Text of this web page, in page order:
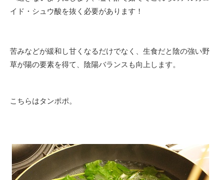
イド・シュウ酸を抜く必要があります！
苦みなどが緩和し甘くなるだけでなく、生食だと 陰の強い野
草が陽の要素を得て、 陰陽バランスも向上します。
こちらはタンポポ。